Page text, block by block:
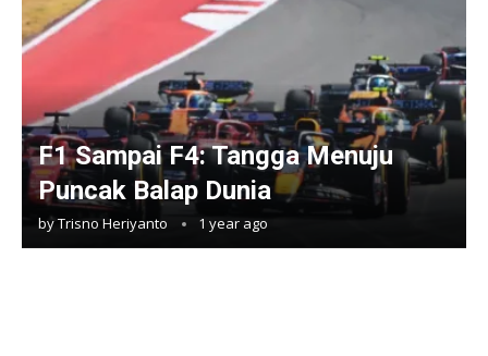
F1 Sampai F4: Tangga Menuju
Puncak Balap Dunia
byTrisno Heriyanto 1 year ago